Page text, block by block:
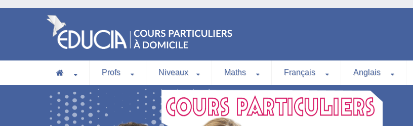
Profs Niveaux Maths Français Anglais